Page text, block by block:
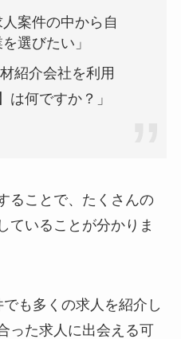
人案件の中から自
選びたい」
紹介会社を利用
は何ですか？」
ることで、たくさんの
ていることが分かりま
も多くの求人を紹介し
った求人に出会える可